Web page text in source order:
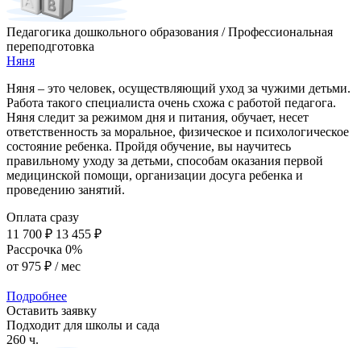
Педагогика дошкольного образования / Профессиональная
переподготовка
Няня
Няня – это человек, осуществляющий уход за чужими детьми.
Работа такого специалиста очень схожа с работой педагога.
Няня следит за режимом дня и питания, обучает, несет
ответственность за моральное, физическое и психологическое
состояние ребенка. Пройдя обучение, вы научитесь
правильному уходу за детьми, способам оказания первой
медицинской помощи, организации досуга ребенка и
проведению занятий.
Оплата сразу
11 700 ₽ 13 455 ₽
Рассрочка 0%
от 975 ₽ / мес
Подробнее
Оставить заявку
Подходит для школы и сада
260 ч.